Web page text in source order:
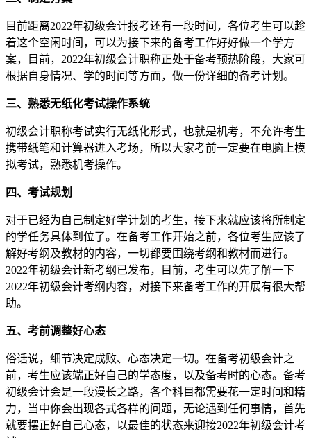
目前距离2022年初级会计报考还有一段时间，各位考生可以趁
着这个空闲时间，可以为接下来的备考工作好好做一个学方
案，目前，2022年初级会计职称正处于备考预热阶段，大家可
根据自身情况、学的时间等方面，做一份详细的备考计划。
三、熟悉无纸化考试操作系统
初级会计职称考试实行无纸化形式，也就是机考，不允许考生
携带纸笔和计算器进入考场，所以大家考前一定要在电脑上模
拟考试，熟悉机考操作。
四、考试规划
对于已经为自己制定好学计划的考生，接下来就应该将所制定
的学任务具体到位了。在备考工作开始之前，各位考生应该了
解好考纲及教材的内容，一切都要围绕考纲和教材而进行。
2022年初级会计新考纲已发布，目前，考生可以先了解一下
2022年初级会计考纲内容，对接下来备考工作的开展有很大帮
助。
五、考前调整好心态
俗话说，细节决定成败、心态决定一切。在备考初级会计之
前，考生应该端正好自己的学态度，以及备考时的心态。备考
初级会计会是一段漫长之路，各个科目都需要花一定时间和精
力，当中你会出现各式各样的问题，无论遇到任何事情，首先
就要摆正好自己心态，以最佳的状态来迎接2022年初级会计考